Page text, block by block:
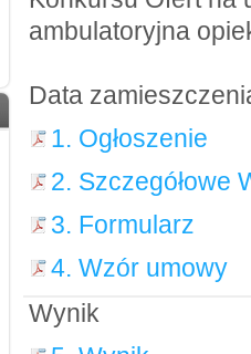
ambulatoryjna
Data
1. Ogłoszenie
2. Szczegółowe
3. Formularz
4. Wzór umowy
Wynik